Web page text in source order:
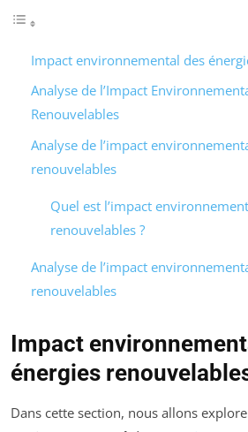
Impact environnemental des
Analyse de l’Impact
Renouvelables
Analyse de l’impact
renouvelables
Quel est l’impact
renouvelables ?
Analyse de l’impact
renouvelables
Impact
énergies
Dans cette section, nous allons